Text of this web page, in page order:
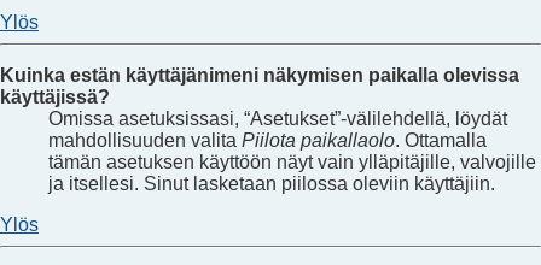
Ylös
Kuinka estän käyttäjänimeni näkymisen paikalla olevissa
käyttäjissä?
Omissa asetuksissasi, “Asetukset”-välilehdellä, löydät
mahdollisuuden valita Piilota paikallaolo. Ottamalla
tämän asetuksen käyttöön näyt vain ylläpitäjille, valvojille
ja itsellesi. Sinut lasketaan piilossa oleviin käyttäjiin.
Ylös